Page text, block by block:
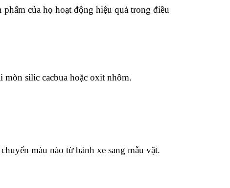
của họ hoạt động hiệu quả trong điều
mòn silic cacbua hoặc oxit nhôm.
màu nào từ bánh xe sang mẫu vật.